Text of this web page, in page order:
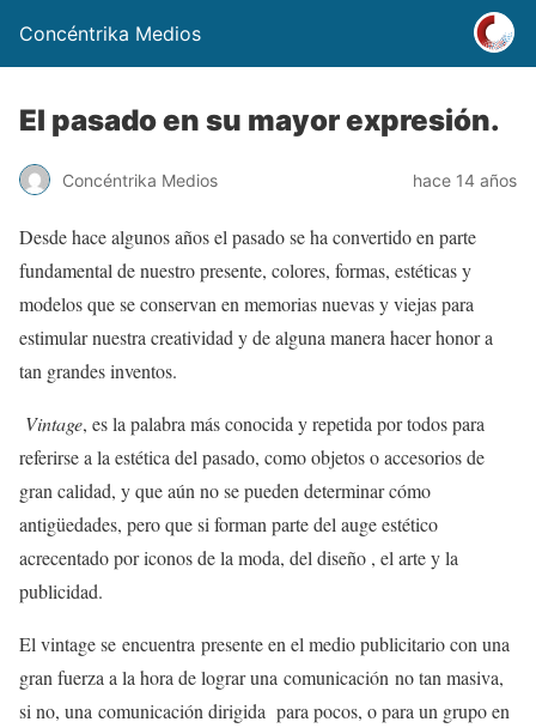
Concéntrika Medios
El pasado en su mayor expresión.
Concéntrika Medios hace 14 años
Desde hace algunos años el pasado se ha convertido en parte
fundamental de nuestro presente, colores, formas, estéticas y
modelos que se conservan en memorias nuevas y viejas para
estimular nuestra creatividad y de alguna manera hacer honor a
tan grandes inventos.
Vintage, es la palabra más conocida y repetida por todos para
referirse a la estética del pasado, como objetos o accesorios de
gran calidad, y que aún no se pueden determinar cómo
antigüedades, pero que si forman parte del auge estético
acrecentado por iconos de la moda, del diseño , el arte y la
publicidad.
El vintage se encuentra presente en el medio publicitario con una
gran fuerza a la hora de lograr una comunicación no tan masiva,
si no, una comunicación dirigida para pocos, o para un grupo en